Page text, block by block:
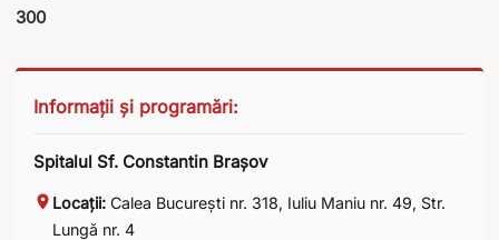
300
Informații și programări:
Spitalul Sf. Constantin Brașov
Locații: Calea București nr. 318, Iuliu Maniu nr. 49, Str.
Lungă nr. 4